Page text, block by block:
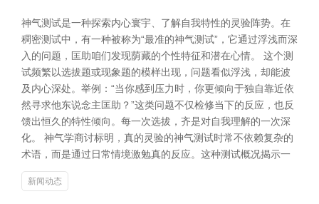
神气测试是一种探索内心寰宇、了解自我特性的灵验阵势。在
稠密测试中，有一种被称为“最准的神气测试”，它通过浮浅而深
入的问题，匡助咱们发现荫藏的个性特征和潜在心情。 这个测
试频繁以选拔题或现象题的模样出现，问题看似浮浅，却能波
及内心深处。举例：“当你感到压力时，你更倾向于独自靠近依
然寻求他东说念主匡助？”这类问题不仅检修当下的反应，也反
馈出恒久的特性倾向。每一次选拔，齐是对自我理解的一次深
化。 神气学商讨标明，真的灵验的神气测试时常不依赖复杂的
术语，而是通过日常情境激勉真的反应。这种测试概况揭示一
新闻动态